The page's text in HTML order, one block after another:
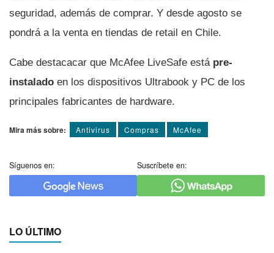
seguridad, además de comprar. Y desde agosto se
pondrá a la venta en tiendas de retail en Chile.
Cabe destacacar que McAfee LiveSafe está pre-
instalado en los dispositivos Ultrabook y PC de los
principales fabricantes de hardware.
Mira más sobre: Antivirus Compras McAfee
Síguenos en: Suscríbete en:
LO ÚLTIMO